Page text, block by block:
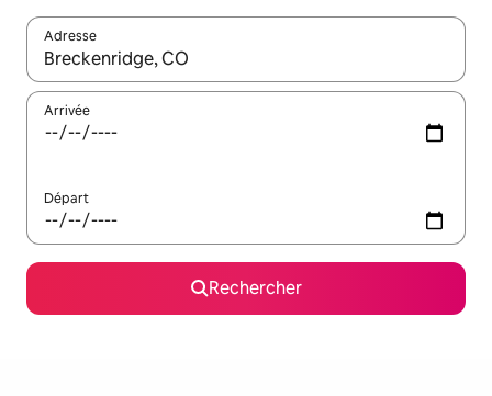
Adresse
Lorsque les résultats s'affichent, utilisez les flèches vers le
Arrivée
Départ
Rechercher